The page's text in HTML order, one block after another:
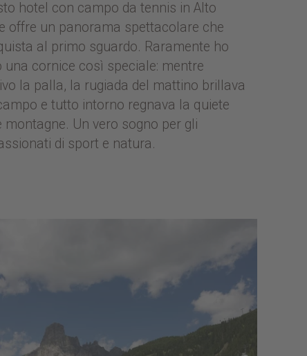
hotel con campo da tennis in Alto
offre un panorama spettacolare che
al primo sguardo. Raramente ho
una cornice così speciale: mentre
la palla, la rugiada del mattino brillava
e tutto intorno regnava la quiete
montagne. Un vero sogno per gli
di sport e natura.